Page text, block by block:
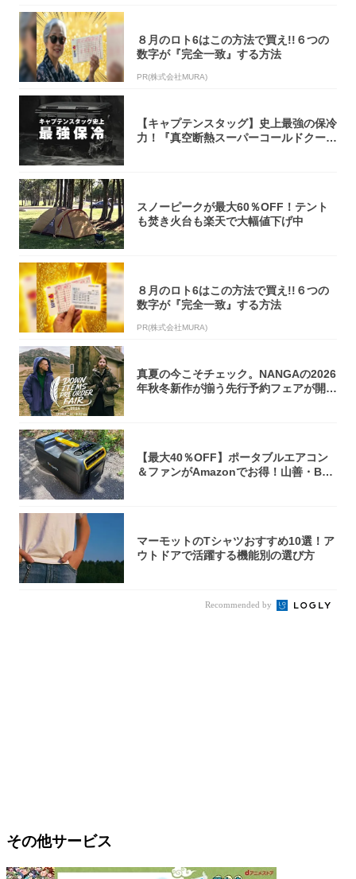
８月のロト6はこの方法で買え!!６つの
数字が『完全一致』する方法
PR(株式会社MURA)
【キャプテンスタッグ】史上最強の保冷
力！『真空断熱スーパーコールドクーラ
スノーピークが最大60％OFF！テント
も焚き火台も楽天で大幅値下げ中
８月のロト6はこの方法で買え!!６つの
数字が『完全一致』する方法
PR(株式会社MURA)
真夏の今こそチェック。NANGAの2026
年秋冬新作が揃う先行予約フェアが開催
【最大40％OFF】ポータブルエアコン
＆ファンがAmazonでお得！山善・Bo
マーモットのTシャツおすすめ10選！ア
ウトドアで活躍する機能別の選び方
Recommended by
その他サービス